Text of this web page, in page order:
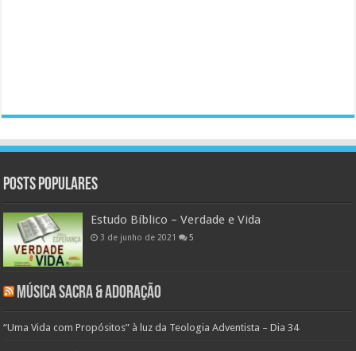
Posts populares
Estudo Bíblico – Verdade e Vida
3 de junho de 2021 5
Música Sacra & Adoração
“Uma Vida com Propósitos” à luz da Teologia Adventista – Dia 34